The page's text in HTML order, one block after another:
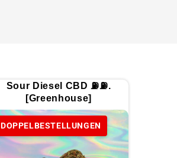
Sour Diesel CBD ⛽⛽.
[Greenhouse]
DOPPELBESTELLUNGEN